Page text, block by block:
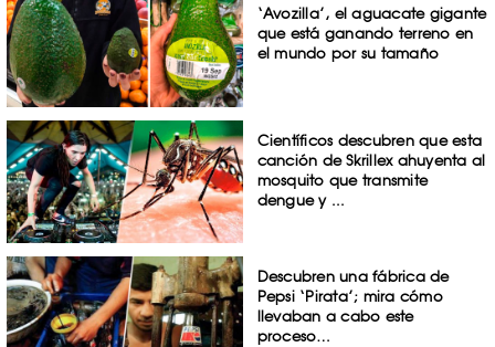
‘Avozilla’, el aguacate gigante
que está ganando terreno en
el mundo por su tamaño
Científicos descubren que esta
canción de Skrillex ahuyenta al
mosquito que transmite
dengue y ...
Descubren una fábrica de
Pepsi ‘Pirata’; mira cómo
llevaban a cabo este
proceso…